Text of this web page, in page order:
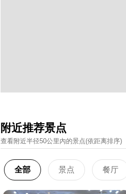
附近推荐景点
查看附近半径50公里內的景点(依距离排序)
全部 景点 餐厅